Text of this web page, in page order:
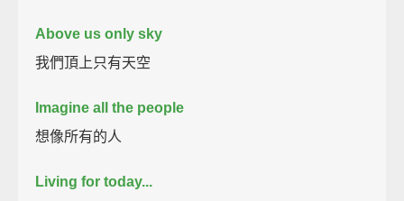
Above us only sky
我們頂上只有天空
Imagine all the people
想像所有的人
Living for today...